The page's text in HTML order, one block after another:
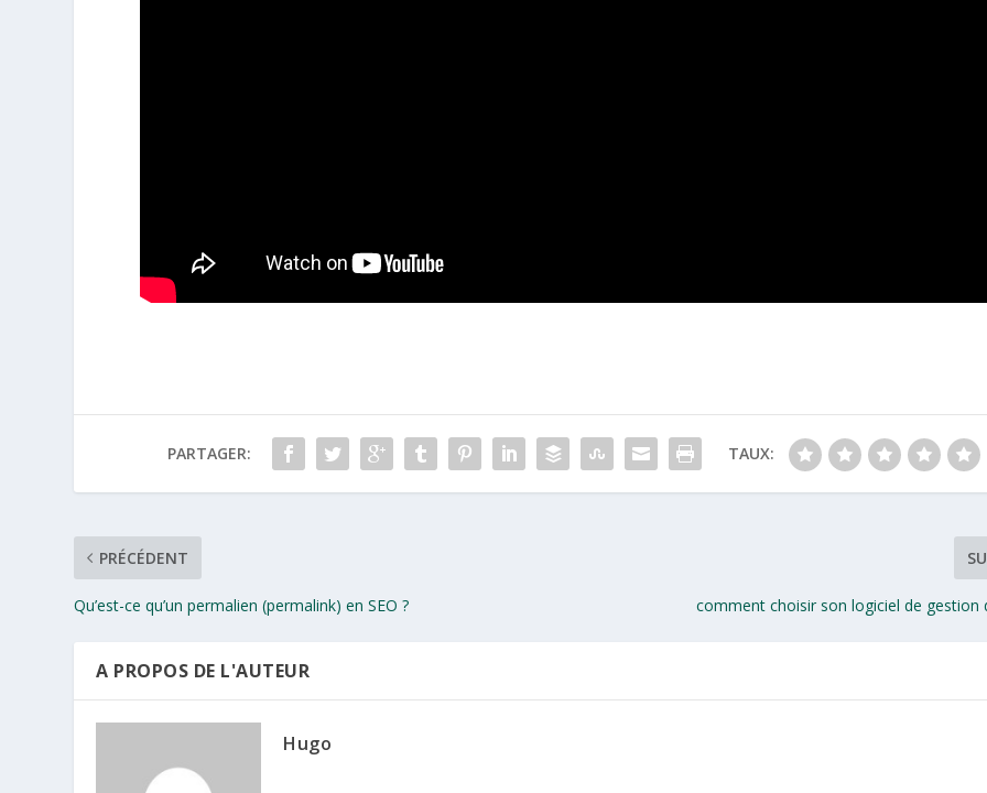
PARTAGER: TAUX:
PRÉCÉDENT
Qu’est-ce qu’un permalien (permalink) en SEO ? comment choisir son logiciel de gestion
A PROPOS DE L'AUTEUR
Hugo